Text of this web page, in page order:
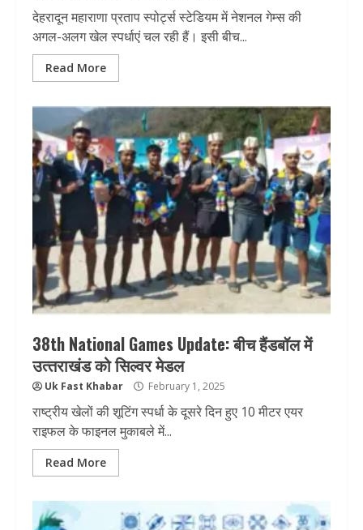
देहरादून महाराणा प्रताप स्पोर्ट्स स्टेडियम में नेशनल गेम्स की
अगल-अलग खेल स्पर्धाएं चल रही हैं। इसी बीच...
Read More
38th National Games Update: बीच हैंडबॉल में
उत्‍तराखंड को सिल्‍वर मेडल
Uk Fast Khabar February 1, 2025
राष्ट्रीय खेलों की शूटिंग स्पर्धा के दूसरे दिन हुए 10 मीटर एयर
राइफल के फाइनल मुकाबले में...
Read More